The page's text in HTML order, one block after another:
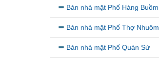
Bán nhà mặt Phố Hàng Buồm
Bán nhà mặt Phố Thợ Nhuôm
Bán nhà mặt Phố Quán Sứ